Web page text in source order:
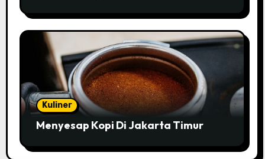
Kuliner
Menyesap Kopi Di Jakarta Timur